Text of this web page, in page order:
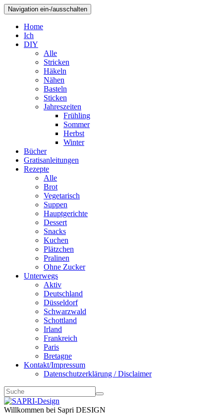
Navigation ein-/ausschalten
Home
Ich
DIY
Alle
Stricken
Häkeln
Nähen
Basteln
Sticken
Jahreszeiten
Frühling
Sommer
Herbst
Winter
Bücher
Gratisanleitungen
Rezepte
Alle
Brot
Vegetarisch
Suppen
Hauptgerichte
Dessert
Snacks
Kuchen
Plätzchen
Pralinen
Ohne Zucker
Unterwegs
Aktiv
Deutschland
Düsseldorf
Schwarzwald
Schottland
Irland
Frankreich
Paris
Bretagne
Kontakt/Impressum
Datenschutzerklärung / Disclaimer
Willkommen bei Sapri DESIGN